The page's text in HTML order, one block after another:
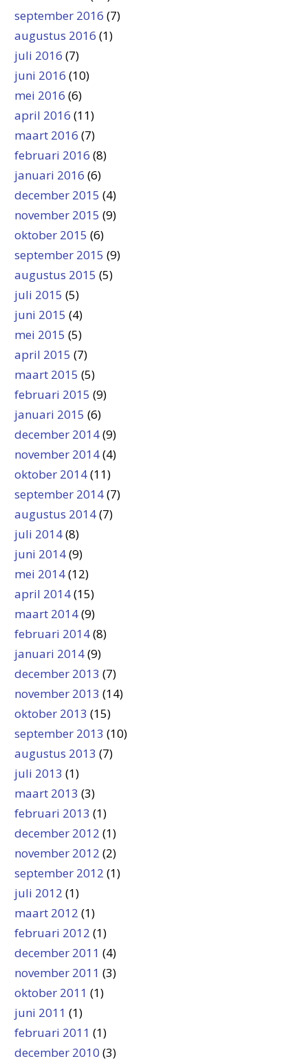
september 2016 (7)
augustus 2016 (1)
juli 2016 (7)
juni 2016 (10)
mei 2016 (6)
april 2016 (11)
maart 2016 (7)
februari 2016 (8)
januari 2016 (6)
december 2015 (4)
november 2015 (9)
oktober 2015 (6)
september 2015 (9)
augustus 2015 (5)
juli 2015 (5)
juni 2015 (4)
mei 2015 (5)
april 2015 (7)
maart 2015 (5)
februari 2015 (9)
januari 2015 (6)
december 2014(9)
november 2014(4)
oktober 2014(11)
september 2014(7)
augustus 2014(7)
juli 2014(8)
juni 2014(9)
mei 2014(12)
april 2014(15)
maart 2014(9)
februari 2014(8)
januari 2014(9)
december 2013 (7)
november 2013 (14)
oktober 2013 (15)
september 2013 (10)
augustus 2013 (7)
juli 2013 (1)
maart 2013 (3)
februari 2013 (1)
december 2012 (1)
november 2012 (2)
september 2012 (1)
juli 2012 (1)
maart 2012 (1)
februari 2012 (1)
december 2011 (4)
november 2011 (3)
oktober 2011 (1)
juni 2011 (1)
februari 2011 (1)
december 2010 (3)